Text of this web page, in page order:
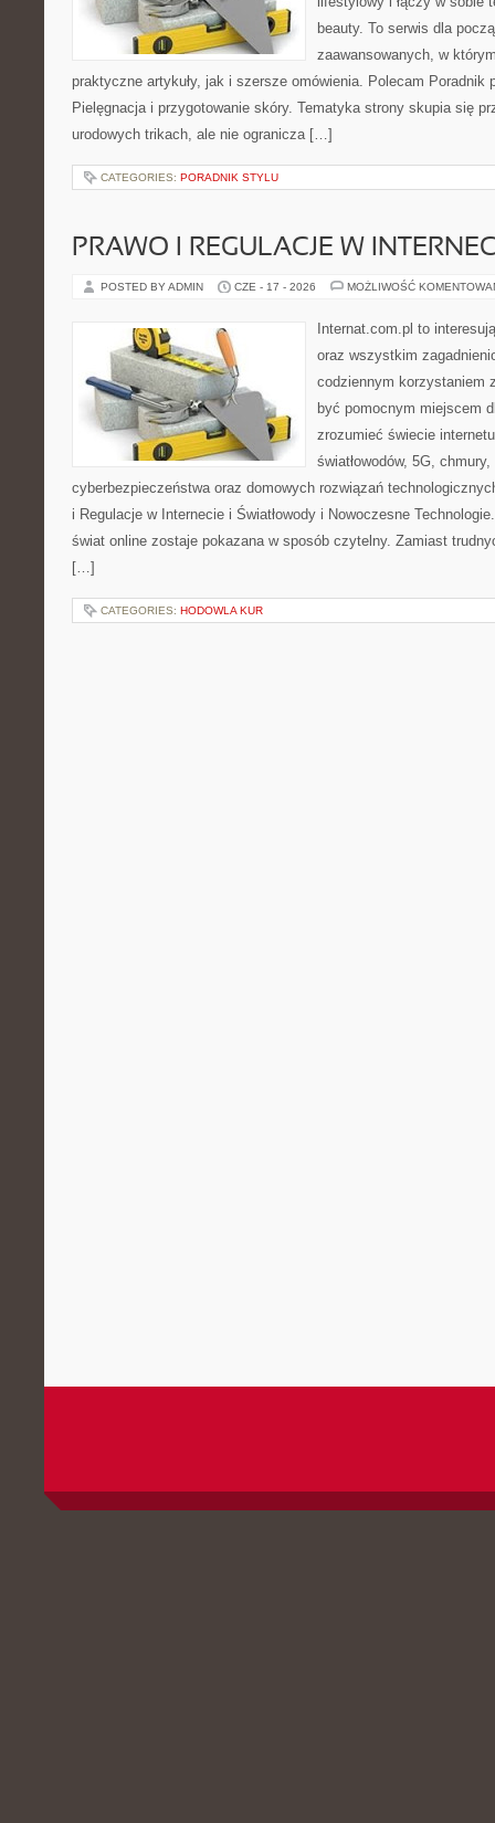
beauty. To serwis dla
zaawansowanych, w
praktyczne artykuły, jak i szersze omówienia. Polecam
Pielęgnacja i przygotowanie skóry. Tematyka strony skupia się
urodowych trikach, ale nie ogranicza […]
CATEGORIES: PORADNIK STYLU
PRAWO I REGULACJE W
POSTED BY ADMIN CZE - 17 - 2026 MOŻLIWOŚĆ
Internat.com.pl to
oraz wszystkim
codziennym korzystaniem
być pomocnym miejscem
zrozumieć świecie
światłowodów, 5G,
cyberbezpieczeństwa oraz domowych rozwiązań
i Regulacje w Internecie i Światłowody i Nowoczesne
świat online zostaje pokazana w sposób czytelny. Zamiast
[…]
CATEGORIES: HODOWLA KUR